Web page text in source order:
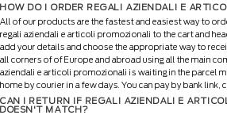
HOW DO I ORDER REGALI AZIENDALI E
All of our products are the fastest and easiest way to
regali aziendali e articoli promozionali to the cart and
add your details and choose the appropriate way to
all corners of of Europe and abroad using all the main
aziendali e articoli promozionali is waiting in the parcel
home by courier in a few days. You can pay by bank link,
CAN I RETURN IF REGALI AZIENDALI E
DOESN'T MATCH?